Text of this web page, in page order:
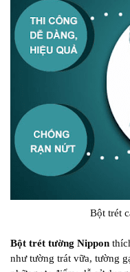
Bột trét
Bột trét tường Nippon
như tường trát vữa, tường